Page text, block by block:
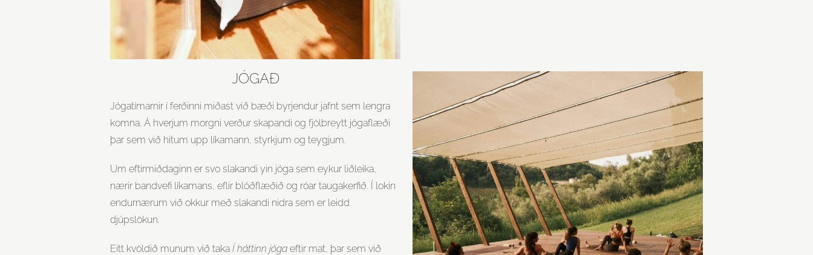
JÓGAÐ​
Jógatímarnir í ferðinni miðast við bæði byrjendur jafnt sem lengra
komna. Á hverjum morgni verður skapandi og fjölbreytt jógaflæði
þar sem við hitum upp líkamann, styrkjum og teygjum.
Um eftirmiðdaginn er svo slakandi yin jóga sem eykur liðleika,
nærir bandvefi líkamans, eflir blóðflæðið og róar taugakerfið. Í lokin
endurnærum við okkur með slakandi nidra sem er leidd
djúpslökun.
Eitt kvöldið munum við taka Í háttinn jóga eftir mat, þar sem við